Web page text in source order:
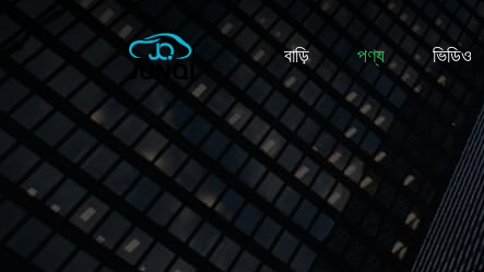
বাড়ি পণ্য ভিডিও